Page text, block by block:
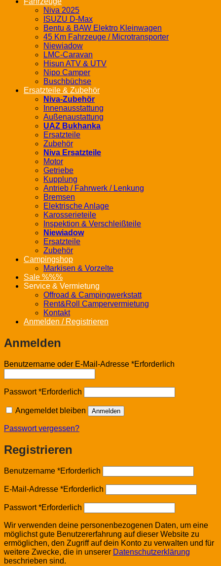
Niva 2025
ISUZU D-Max
Bentu & BAW Elektro Kleinwagen
45 Km Fahrzeuge / Microtransporter
Niewiadow
LMC-Caravan
Hisun ATV & UTV
Nipo Camper
Buschbüchse
Ersatzteile & Zubehör
Niva-Zubehör
Innenausstattung
Außenaustattung
UAZ Bukhanka
Ersatzteile
Zubehör
Niva Ersatzteile
Motor
Getriebe
Kupplung
Antrieb / Fahrwerk / Lenkung
Bremsen
Elektrische Anlage
Karosserieteile
Inspektion & Verschleißteile
Niewiadow
Ersatzteile
Zubehör
Campingshop
Markisen & Vorzelte
Sale %%%
Service & Vermietung
Offroad & Campingwerkstatt
Rent&Roll Campervermietung
Kontakt
Anmelden / Registrieren
Anmelden
Benutzername oder E-Mail-Adresse *Erforderlich
Passwort*Erforderlich
Angemeldet bleiben Anmelden
Passwort vergessen?
Registrieren
Benutzername *Erforderlich
E-Mail-Adresse *Erforderlich
Passwort*Erforderlich
Wir verwenden deine personenbezogenen Daten, um eine
möglichst gute Benutzererfahrung auf dieser Website zu
ermöglichen, den Zugriff auf dein Konto zu verwalten und für
weitere Zwecke, die in unserer Datenschutzerklärung
beschrieben sind.